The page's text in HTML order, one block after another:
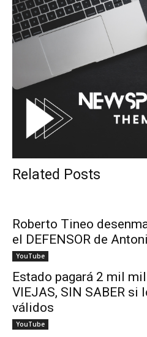
Related Posts
Roberto Tineo
el DEFENSOR de
YouTube
Estado pagará 2 mil
VIEJAS, SIN SABER si
válidos
YouTube